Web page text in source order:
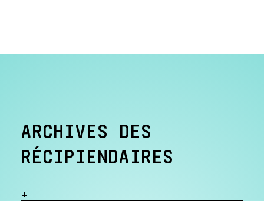
ARCHIVES DES
RÉCIPIENDAIRES